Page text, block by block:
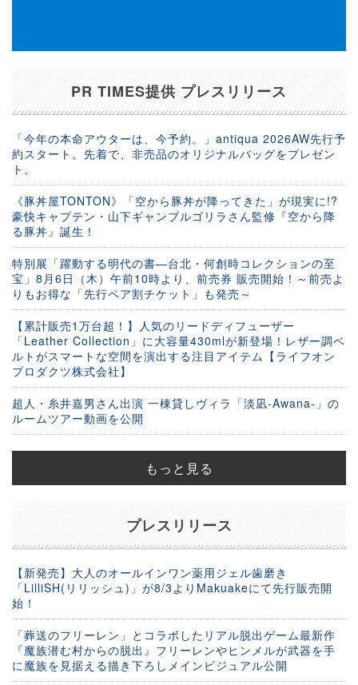
PR TIMES提供 プレスリリース
「今年の本命アウターは、今予約。」antiqua 2026AW先行予
約スタート。先着で、非売品のオリジナルバッグをプレゼン
ト。
《豚丼屋TONTON》「空から豚丼が降ってきた」が現実に!?
豪快キャプテン・山下ギャンブルゴリラさん監修『空から降
る豚丼』誕生！
特別展「躍動する明代の書―台北・何創時コレクションの至
宝」8月6日（木）午前10時より、前売券 販売開始！～前売よ
りもお得な「先行ペア割チケット」も発売～
【累計販売1万台超！】人気のリードディフューザー
「Leather Collection」に大容量430mlが新登場！レザー調ベ
ルトがスマートな空間を演出する注目アイテム【ライフオン
プロダクツ株式会社】
超人・糸井嘉男さん出演 一棟貸しヴィラ「淡凪-Awana-」の
ルームツアー動画を公開
もっと見る
プレスリリース
【新発売】大人のオールインワン薬用ジェル歯磨き
「LilliSH(リリッシュ)」が8/3よりMakuakeにて先行販売開
始！
「葬送のフリーレン」とコラボしたリアル脱出ゲーム最新作
『魔族潜む村からの脱出』フリーレンやヒンメルが武器を手
に魔族を見据える描き下ろしメインビジュアル公開